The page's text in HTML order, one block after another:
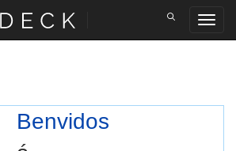
Benvidos